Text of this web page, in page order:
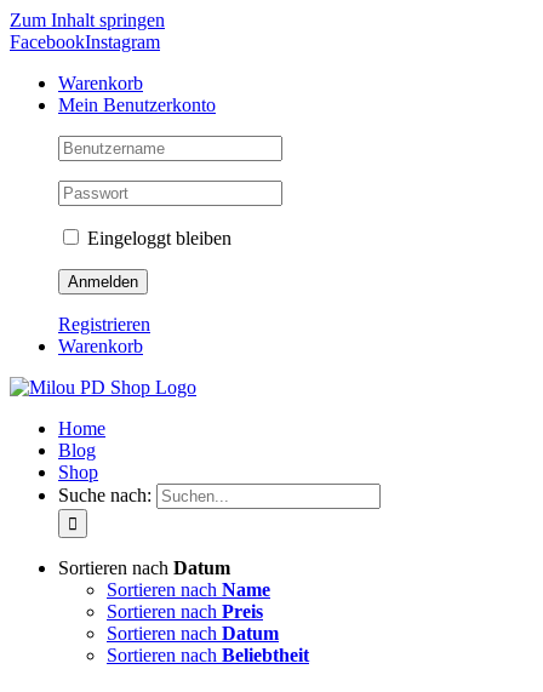
Zum Inhalt springen
FacebookInstagram
Warenkorb
Mein Benutzerkonto
Eingeloggt bleiben
Registrieren
Warenkorb
Home
Blog
Shop
Suche nach:
Sortieren nach Datum
Sortieren nach Name
Sortieren nach Preis
Sortieren nach Datum
Sortieren nach Beliebtheit